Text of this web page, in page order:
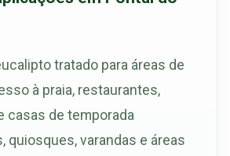
tratado para áreas de
à praia, restaurantes,
casas de temporada
quiosques, varandas e áreas